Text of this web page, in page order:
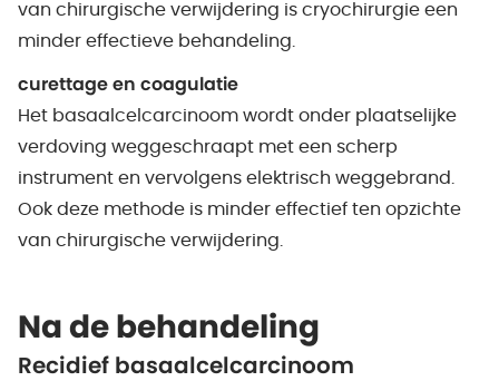
van chirurgische verwijdering is cryochirurgie een
minder effectieve behandeling.
curettage en coagulatie
Het basaalcelcarcinoom wordt onder plaatselijke
verdoving weggeschraapt met een scherp
instrument en vervolgens elektrisch weggebrand.
Ook deze methode is minder effectief ten opzichte
van chirurgische verwijdering.
Na de behandeling
Recidief basaalcelcarcinoom